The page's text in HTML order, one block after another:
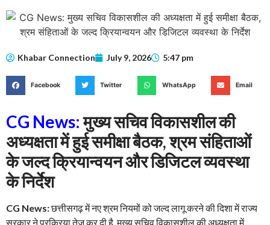
Khabar Connection July 9, 2026 5:47 pm
Facebook Twitter WhatsApp Email
CG News:मुख्य सचिव विकासशील की
अध्यक्षता में हुई समीक्षा बैठक, श्रम संहिताओं
के जल्द क्रियान्वयन और डिजिटल व्यवस्था
के निर्देश
CG News:छत्तीसगढ़ में नए श्रम नियमों को जल्द लागू करने की दिशा में राज्य
सरकार ने प्रक्रिया तेज कर दी है. मुख्य सचिव विकासशील की अध्यक्षता में